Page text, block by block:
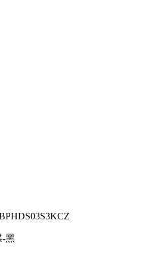
-黑